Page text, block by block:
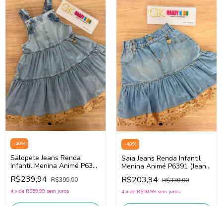
-40%
Salopete Jeans Renda
Infantil Menina Animé P6384
(Jeans Claro)
R$239,94 R$399,90
4 x de R$59,99 sem juros
-40%
Saia Jeans Renda Infantil
Menina Animé P6391 (Jeans
Claro)
R$203,94 R$339,90
4 x de R$50,99 sem juros